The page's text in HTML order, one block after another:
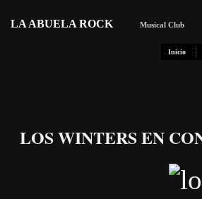
LA ABUELA ROCK Musical Club
Inicio
LOS WINTERS EN